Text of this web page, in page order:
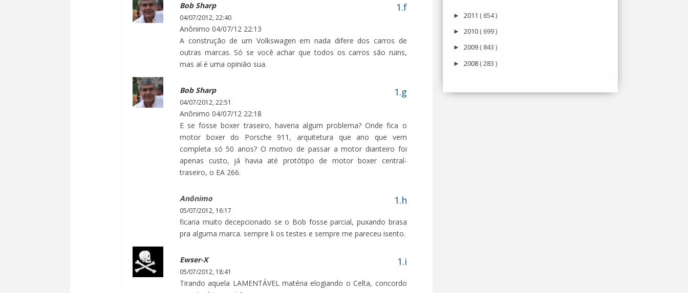
Bob Sharp
04/07/2012, 22:40
Anônimo 04/07/12 22:13
A construção de um Volkswagen em nada difere dos carros de
outras marcas. Só se você achar que todos os carros são ruins,
mas aí é uma opinião sua.
Bob Sharp
04/07/2012, 22:51
Anônimo 04/07/12 22:18
E se fosse boxer traseiro, haveria algum problema? Onde fica o
motor boxer do Porsche 911, arquitetura que ano que vem
completa só 50 anos? O motivo de passar a motor dianteiro foi
apenas custo, já havia até protótipo de motor boxer central-
traseiro, o EA 266.
Anônimo
05/07/2012, 16:17
ficaria muito decepcionado se o Bob fosse parcial, puxando brasa
pra alguma marca. sempre li os testes e sempre me pareceu isento.
Ewser-X
05/07/2012, 18:41
Tirando aquela LAMENTÁVEL matéria elogiando o Celta, concordo
► 2011 ( 654 )
► 2010 ( 699 )
► 2009 ( 843 )
► 2008 ( 283 )